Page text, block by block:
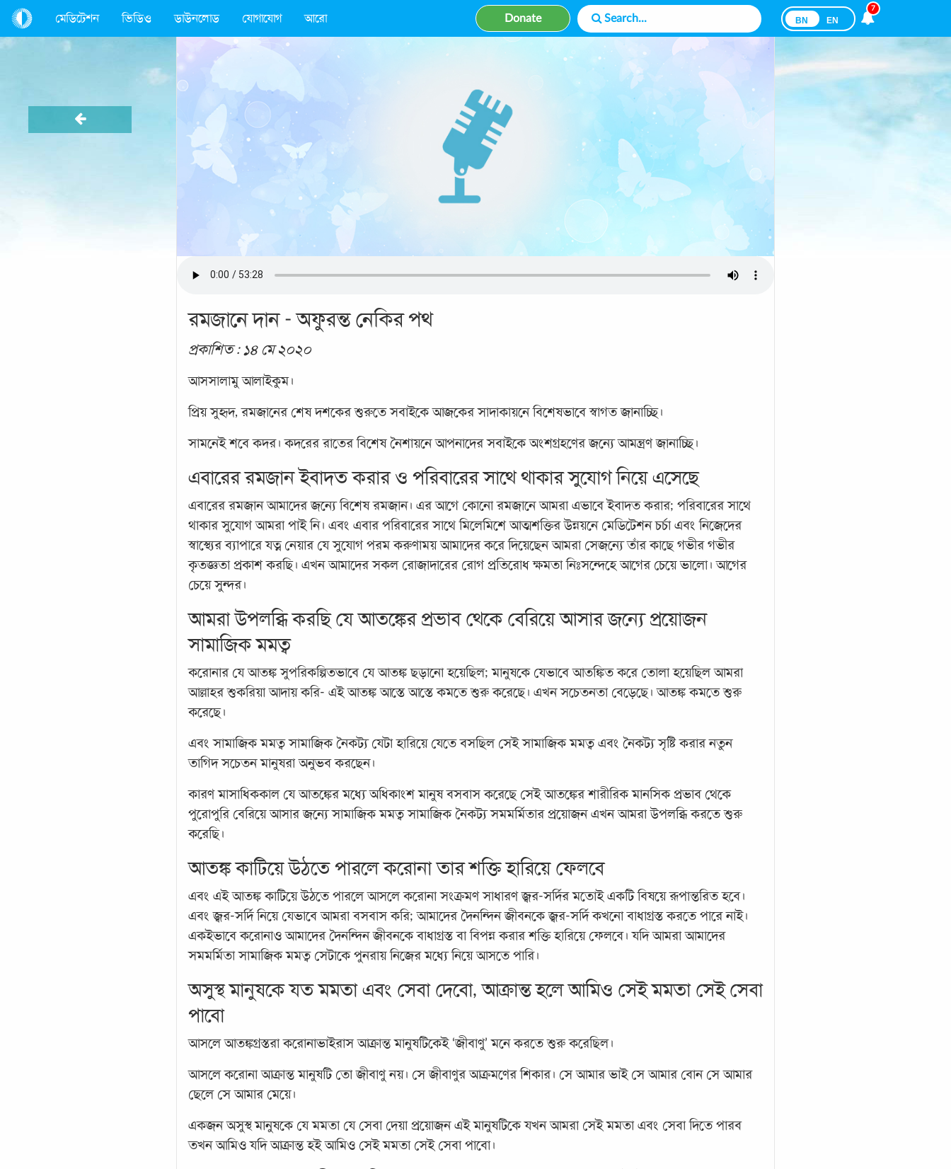
মেডিটেশন ভিডিও ডাউনলোড যোগাযোগ আরো Donate BN EN
7
রমজানে দান - অফুরন্ত নেকির পথ
প্রকাশিত : ১৪ মে ২০২০
আসসালামু আলাইকুম।
প্রিয় সুহৃদ, রমজানের শেষ দশকের শুরুতে সবাইকে আজকের সাদাকায়নে বিশেষভাবে স্বাগত জানাচ্ছি।
সামনেই শবে কদর। কদরের রাতের বিশেষ নৈশায়নে আপনাদের সবাইকে অংশগ্রহণের জন্যে আমন্ত্রণ জানাচ্ছি।
এবারের রমজান ইবাদত করার ও পরিবারের সাথে থাকার সুযোগ নিয়ে এসেছে
এবারের রমজান আমাদের জন্যে বিশেষ রমজান। এর আগে কোনো রমজানে আমরা এভাবে ইবাদত করার; পরিবারের সাথে
থাকার সুযোগ আমরা পাই নি। এবং এবার পরিবারের সাথে মিলেমিশে আত্মশক্তির উন্নয়নে মেডিটেশন চর্চা এবং নিজেদের
স্বাস্থ্যের ব্যাপারে যত্ন নেয়ার যে সুযোগ পরম করুণাময় আমাদের করে দিয়েছেন আমরা সেজন্যে তাঁর কাছে গভীর গভীর
কৃতজ্ঞতা প্রকাশ করছি। এখন আমাদের সকল রোজাদারের রোগ প্রতিরোধ ক্ষমতা নিঃসন্দেহে আগের চেয়ে ভালো। আগের
চেয়ে সুন্দর।
আমরা উপলব্ধি করছি যে আতঙ্কের প্রভাব থেকে বেরিয়ে আসার জন্যে প্রয়োজন
সামাজিক মমত্ব
করোনার যে আতঙ্ক সুপরিকল্পিতভাবে যে আতঙ্ক ছড়ানো হয়েছিল; মানুষকে যেভাবে আতঙ্কিত করে তোলা হয়েছিল আমরা
আল্লাহর শুকরিয়া আদায় করি- এই আতঙ্ক আস্তে আস্তে কমতে শুরু করেছে। এখন সচেতনতা বেড়েছে। আতঙ্ক কমতে শুরু
করেছে।
এবং সামাজিক মমত্ব সামাজিক নৈকট্য যেটা হারিয়ে যেতে বসছিল সেই সামাজিক মমত্ব এবং নৈকট্য সৃষ্টি করার নতুন
তাগিদ সচেতন মানুষরা অনুভব করছেন।
কারণ মাসাধিককাল যে আতঙ্কের মধ্যে অধিকাংশ মানুষ বসবাস করেছে সেই আতঙ্কের শারীরিক মানসিক প্রভাব থেকে
পুরোপুরি বেরিয়ে আসার জন্যে সামাজিক মমত্ব সামাজিক নৈকট্য সমমর্মিতার প্রয়োজন এখন আমরা উপলব্ধি করতে শুরু
করেছি।
আতঙ্ক কাটিয়ে উঠতে পারলে করোনা তার শক্তি হারিয়ে ফেলবে
এবং এই আতঙ্ক কাটিয়ে উঠতে পারলে আসলে করোনা সংক্রমণ সাধারণ জ্বর-সর্দির মতোই একটি বিষয়ে রূপান্তরিত হবে।
এবং জ্বর-সর্দি নিয়ে যেভাবে আমরা বসবাস করি; আমাদের দৈনন্দিন জীবনকে জ্বর-সর্দি কখনো বাধাগ্রস্ত করতে পারে নাই।
একইভাবে করোনাও আমাদের দৈনন্দিন জীবনকে বাধাগ্রস্ত বা বিপন্ন করার শক্তি হারিয়ে ফেলবে। যদি আমরা আমাদের
সমমর্মিতা সামাজিক মমত্ব সেটাকে পুনরায় নিজের মধ্যে নিয়ে আসতে পারি।
অসুস্থ মানুষকে যত মমতা এবং সেবা দেবো, আক্রান্ত হলে আমিও সেই মমতা সেই সেবা
পাবো
আসলে আতঙ্কগ্রস্তরা করোনাভাইরাস আক্রান্ত মানুষটিকেই ‘জীবাণু’ মনে করতে শুরু করেছিল।
আসলে করোনা আক্রান্ত মানুষটি তো জীবাণু নয়। সে জীবাণুর আক্রমণের শিকার। সে আমার ভাই সে আমার বোন সে আমার
ছেলে সে আমার মেয়ে।
একজন অসুস্থ মানুষকে যে মমতা যে সেবা দেয়া প্রয়োজন এই মানুষটিকে যখন আমরা সেই মমতা এবং সেবা দিতে পারব
তখন আমিও যদি আক্রান্ত হই আমিও সেই মমতা সেই সেবা পাবো।